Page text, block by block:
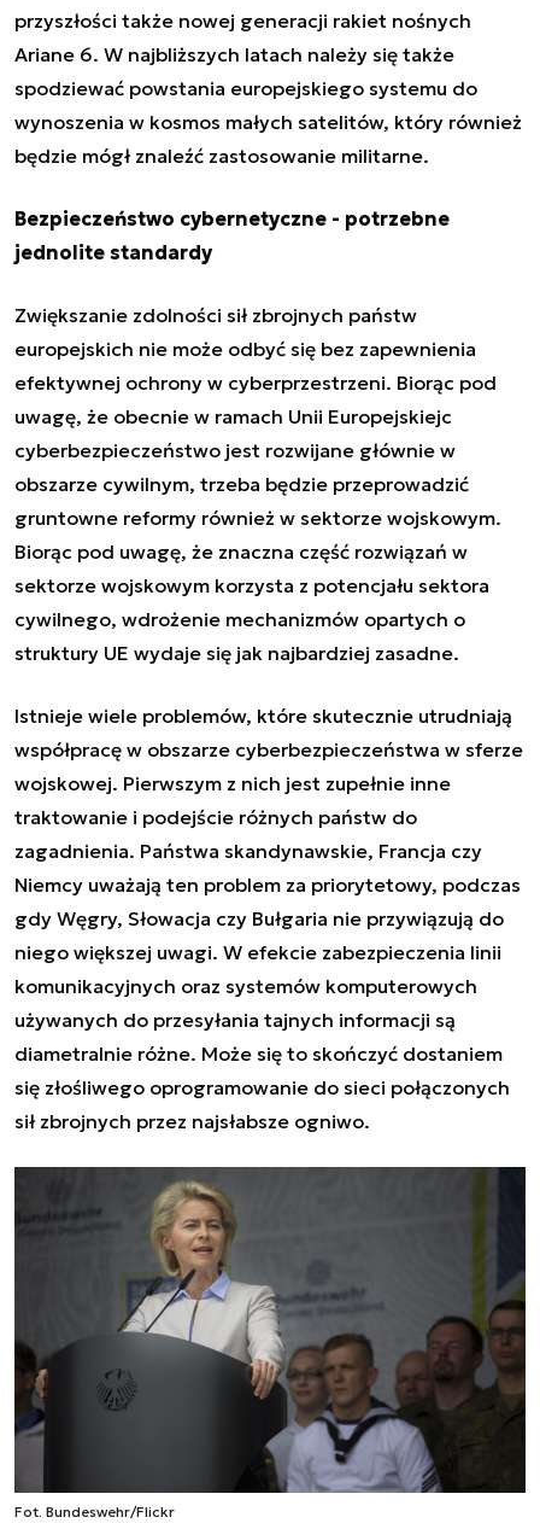
przyszłości także nowej generacji rakiet nośnych
Ariane 6. W najbliższych latach należy się także
spodziewać powstania europejskiego systemu do
wynoszenia w kosmos małych satelitów, który również
będzie mógł znaleźć zastosowanie militarne.
Bezpieczeństwo cybernetyczne - potrzebne
jednolite standardy
Zwiększanie zdolności sił zbrojnych państw
europejskich nie może odbyć się bez zapewnienia
efektywnej ochrony w cyberprzestrzeni. Biorąc pod
uwagę, że obecnie w ramach Unii Europejskiejc
cyberbezpieczeństwo jest rozwijane głównie w
obszarze cywilnym, trzeba będzie przeprowadzić
gruntowne reformy również w sektorze wojskowym.
Biorąc pod uwagę, że znaczna część rozwiązań w
sektorze wojskowym korzysta z potencjału sektora
cywilnego, wdrożenie mechanizmów opartych o
struktury UE wydaje się jak najbardziej zasadne.
Istnieje wiele problemów, które skutecznie utrudniają
współpracę w obszarze cyberbezpieczeństwa w sferze
wojskowej. Pierwszym z nich jest zupełnie inne
traktowanie i podejście różnych państw do
zagadnienia. Państwa skandynawskie, Francja czy
Niemcy uważają ten problem za priorytetowy, podczas
gdy Węgry, Słowacja czy Bułgaria nie przywiązują do
niego większej uwagi. W efekcie zabezpieczenia linii
komunikacyjnych oraz systemów komputerowych
używanych do przesyłania tajnych informacji są
diametralnie różne. Może się to skończyć dostaniem
się złośliwego oprogramowanie do sieci połączonych
sił zbrojnych przez najsłabsze ogniwo.
Fot. Bundeswehr/Flickr